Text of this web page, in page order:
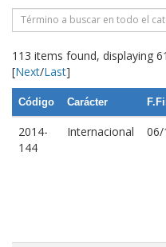
113 items found, displaying
[Next/Last]
Código Carácter
2014-
144
Internacional 06/